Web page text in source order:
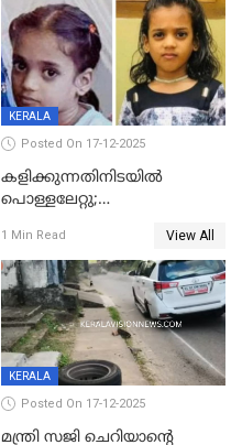
KERALA
Posted On 17-12-2025
കളിക്കുന്നതിനിടയിൽ
പൊള്ളലേറ്റു;
ക്ലാസ് വിദ്യാർത്ഥിനി മരിച്ചു
1 Min Read View All
KERALA
Posted On 17-12-2025
മന്ത്രി സജി ചെറിയാന്റെ